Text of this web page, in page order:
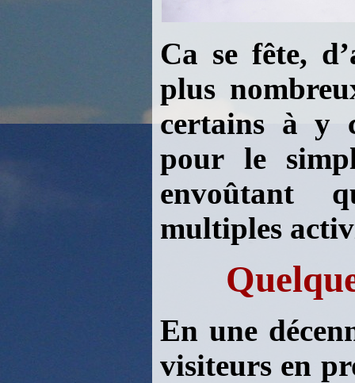
Ca se fête,
plus
certains à y
pour le
envoûtant
multiples
En une
visiteurs en